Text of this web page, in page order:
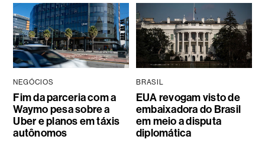
NEGÓCIOS
Fim da parceria com a
Waymo pesa sobre a
Uber e planos em táxis
autônomos
BRASIL
EUA revogam visto de
embaixadora do Brasil
em meio a disputa
diplomática